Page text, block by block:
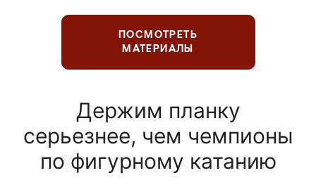
ПОСМОТРЕТЬ
МАТЕРИАЛЫ
Держим планку
серьезнее, чем чемпионы
по фигурному катанию